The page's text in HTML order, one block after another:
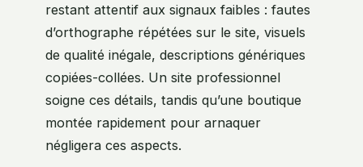
restant attentif aux signaux faibles : fautes
d’orthographe répétées sur le site, visuels
de qualité inégale, descriptions génériques
copiées-collées. Un site professionnel
soigne ces détails, tandis qu’une boutique
montée rapidement pour arnaquer
négligera ces aspects.